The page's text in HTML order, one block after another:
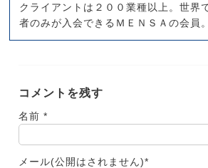
クライアントは２００業種以上。世界
者のみが入会できるＭＥＮＳＡの会員。
コメントを残す
名前*
メール(公開はされません)*